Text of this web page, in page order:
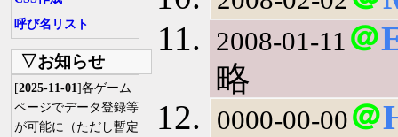
呼び名リスト
▽お知らせ
[2025-11-01]各ゲーム
ページでデータ登録等
が可能に（ただし暫定
2008-01-11 ＠
略
0000-00-00＠